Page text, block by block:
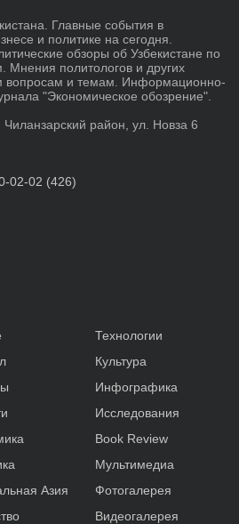
Главные события в
и политике на сегодня.
обзоры об Узбекистане по
политологов и других
вопросам и темам. Информационно-
"Экономическое обозрение".
Чиланзарский район, ул. Новза 6
02-02 (426)
Азия
Технологии
Культура
Инфографика
Исследования
Book Review
Мультимедиа
Фотогалерея
Видеогалерея